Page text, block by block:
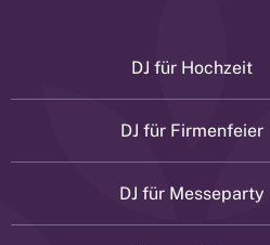
DJ für Hochzeit
DJ für Firmenfeier
DJ für Messeparty